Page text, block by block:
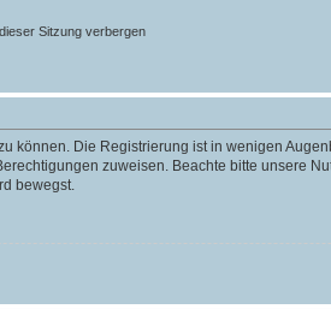
Sitzung verbergen
können. Die Registrierung ist in wenigen
zuweisen. Beachte bitte unsere
bewegst.